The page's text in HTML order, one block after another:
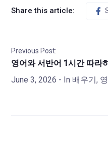
Share this article:
Previous Post:
영어와 서반어 1시간 따라
June 3, 2026 - In 배우기,